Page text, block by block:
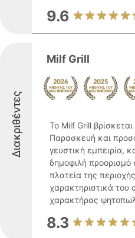
9.6
Διακριθέντες
Milf Grill
Το Milf Grill βρίσκεται
Παρασκευή και
γευστική εμπειρία,
δημοφιλή προορισμό
πλατεία της
χαρακτηριστικά του
χαρακτήρας
8.3